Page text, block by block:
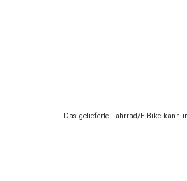
Das gelieferte Fahrrad/E-Bike kann